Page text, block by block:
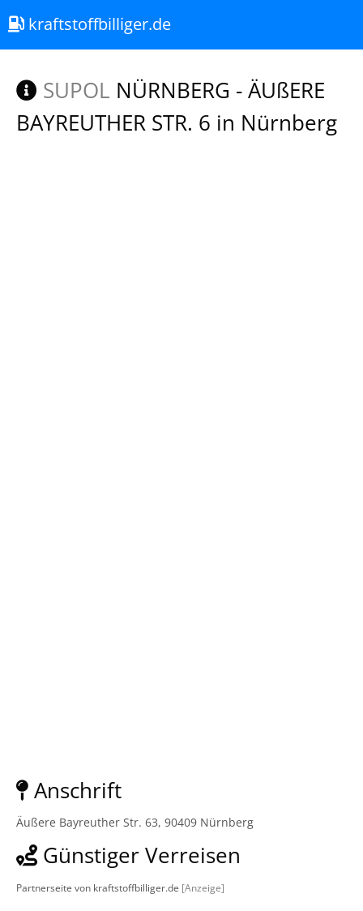
kraftstoffbilliger.de
SUPOL NÜRNBERG - ÄUßERE
BAYREUTHER STR. 6 in Nürnberg
Anschrift
Äußere Bayreuther Str. 63, 90409 Nürnberg
Günstiger Verreisen
Partnerseite von kraftstoffbilliger.de [Anzeige]